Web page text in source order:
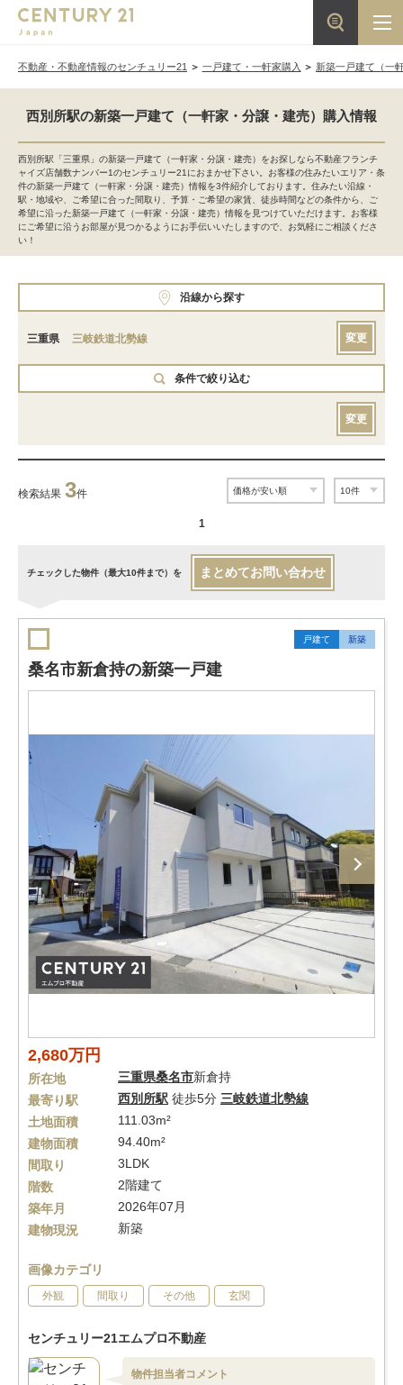
不動産・不動産情報のセンチュリー21 一戸建て・一軒家購入 新築一戸建て（一
西別所駅の新築一戸建て（一軒家・分譲・建売）購入情報
西別所駅「三重県」の新築一戸建て（一軒家・分譲・建売）をお探しなら不動産フランチ
ャイズ店舗数ナンバー1のセンチュリー21におまかせ下さい。お客様の住みたいエリア・条
件の新築一戸建て（一軒家・分譲・建売）情報を3件紹介しております。住みたい沿線・
駅・地域や、ご希望に合った間取り、予算・ご希望の家賃、徒歩時間などの条件から、ご
希望に沿った新築一戸建て（一軒家・分譲・建売）情報を見つけていただけます。お客様
にご希望に沿うお部屋が見つかるようにお手伝いいたしますので、お気軽にご相談くださ
い！
沿線から探す
三重県 三岐鉄道北勢線 変更
条件で絞り込む
変更
検索結果 3件
1
チェックした物件（最大10件まで）を まとめてお問い合わせ
戸建て 新築
桑名市新倉持の新築一戸建
2,680万円
所在地 三重県桑名市新倉持
最寄り駅
西別所駅 徒歩5分 三岐鉄道北勢線
土地面積
111.03m²
建物面積
94.40m²
間取り
3LDK
階数
2階建て
築年月
2026年07月
建物現況
新築
画像カテゴリ
外観 間取り その他 玄関
センチュリー21エムプロ不動産
物件担当者コメント